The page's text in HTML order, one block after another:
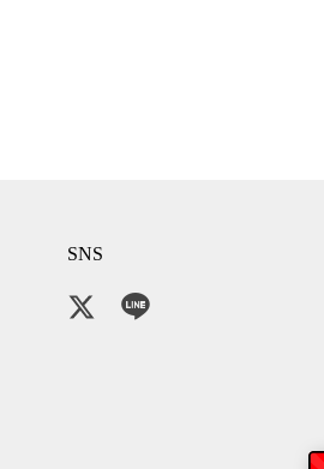
SNS